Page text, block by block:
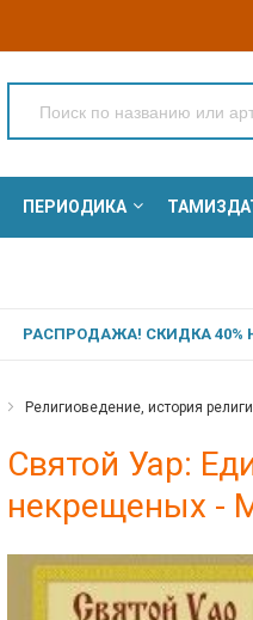
ПЕРИОДИКА
РАСПРОДАЖА! СКИДКА 40%
Религиоведение, история
Святой Уар:
некрещеных -